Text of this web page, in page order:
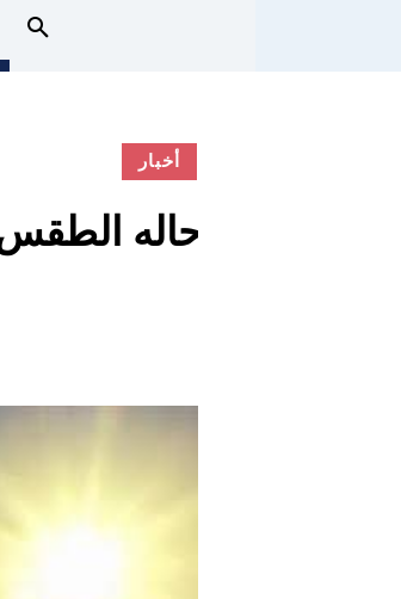
أخبار
حاله الطقس اليوم